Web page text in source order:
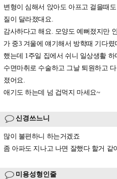
변형이 심해서 앉아도 아프고 걸을때
질이 달라졌대요.
감사하다고 해요. 모양도 예뻐졌지만
가 중3 겨울에 얘기해서 방학때 기다
했는데 1주일 집에서 쉬니 일상생활 하
수면마취로 수술하고 그날 퇴원하고
졌어요.
애기도 하는데 넘 겁먹지 마세요~
신경쓰느니
많이 불편하니 하는거겠죠
좀 아파도 지나고 나면 잘했다 할거 같
미용성형인줄